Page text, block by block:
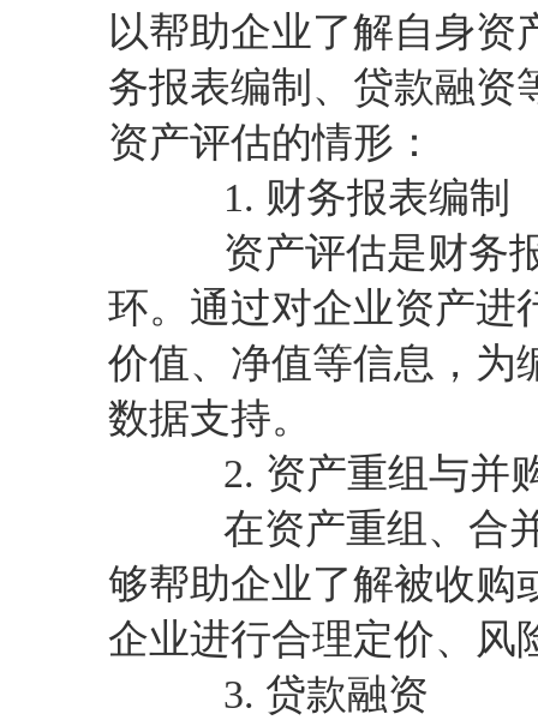
以帮助企业了解自身资
务报表编制、贷款融资
资产评估的情形：
1. 财务报表编制
资产评估是财务报
环。通过对企业资产进
价值、净值等信息，为
数据支持。
2. 资产重组与并
在资产重组、合并
够帮助企业了解被收购
企业进行合理定价、风
3. 贷款融资